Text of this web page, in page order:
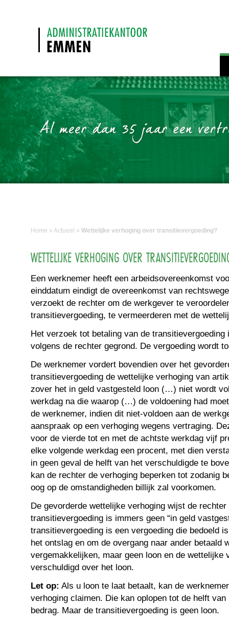
Home » Actueel » Wettelijke verhoging over transitievergoeding?
WETTELIJKE VERHOGING OVER
Een werknemer heeft een arbeidsovereenkomst
einddatum eindigt de overeenkomst van
verzoekt de rechter om de werkgever te
transitievergoeding, te vermeerderen met de
Het verzoek tot betaling van de transitievergoeding
volgens de rechter gegrond. De vergoeding wordt
De werknemer vordert bovendien over het
transitievergoeding de wettelijke verhoging van
zover het in geld vastgesteld loon (…) niet wordt
werkdag na die waarop (…) de voldoening had
de werknemer, indien dit niet-voldoen aan de
aanspraak op een verhoging wegens vertraging.
voor de vierde tot en met de achtste werkdag vijf
elke volgende werkdag een procent, met dien
in geen geval de helft van het verschuldigde te
kan de rechter de verhoging beperken tot zodanig
oog op de omstandigheden billijk zal voorkomen.
De gevorderde wettelijke verhoging wijst de rechter
transitievergoeding is immers geen “in geld
transitievergoeding is een vergoeding die bedoeld
het ontslag en om de overgang naar ander betaald
vergemakkelijken, maar geen loon en de wettelijke
verschuldigd over het loon.
Let op: Als u loon te laat betaalt, kan de
verhoging claimen. Die kan oplopen tot de helft
bedrag. Maar de transitievergoeding is geen loon.